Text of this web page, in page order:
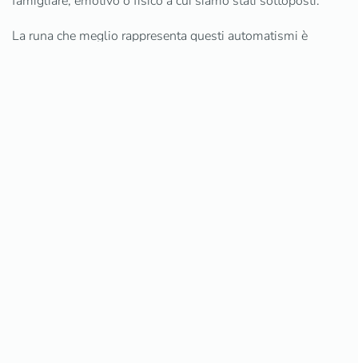
La runa che meglio rappresenta questi automatismi è